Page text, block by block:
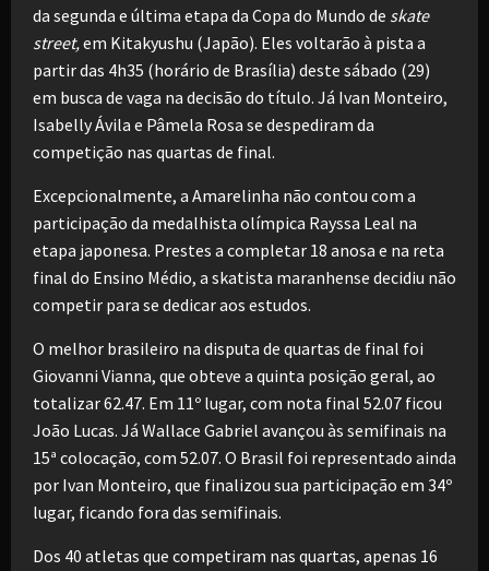
da segunda e última etapa da Copa do Mundo de skate
street,em Kitakyushu (Japão). Eles voltarão à pista a
partir das 4h35 (horário de Brasília) deste sábado (29)
em busca de vaga na decisão do título. Já Ivan Monteiro,
Isabelly Ávila e Pâmela Rosa se despediram da
competição nas quartas de final.
Excepcionalmente, a Amarelinha não contou com a
participação da medalhista olímpica Rayssa Leal na
etapa japonesa. Prestes a completar 18 anosa e na reta
final do Ensino Médio, a skatista maranhense decidiu não
competir para se dedicar aos estudos.
O melhor brasileiro na disputa de quartas de final foi
Giovanni Vianna, que obteve a quinta posição geral, ao
totalizar 62.47. Em 11º lugar, com nota final 52.07 ficou
João Lucas. Já Wallace Gabriel avançou às semifinais na
15ª colocação, com 52.07. O Brasil foi representado ainda
por Ivan Monteiro, que finalizou sua participação em 34º
lugar, ficando fora das semifinais.
Dos 40 atletas que competiram nas quartas, apenas 16